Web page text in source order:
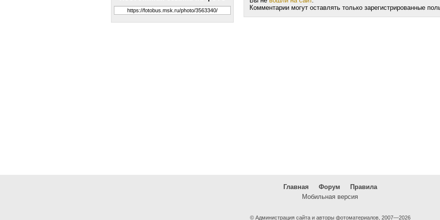
Комментарии могут оставлять только зарегистрированные
Главная Форум
Правила
Мобильная версия
© Администрация сайта и авторы фотоматериалов, 2007—2026